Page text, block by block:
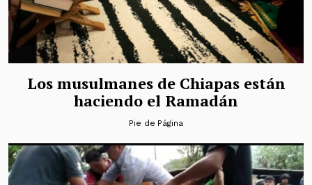
Los musulmanes de Chiapas están
haciendo el Ramadán
Pie de Página